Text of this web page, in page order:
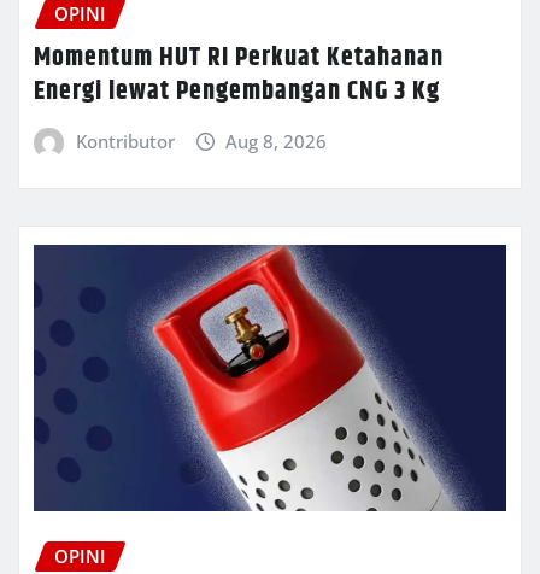
OPINI
Momentum HUT RI Perkuat Ketahanan
Energi lewat Pengembangan CNG 3 Kg
Kontributor Aug 8, 2026
OPINI